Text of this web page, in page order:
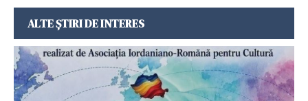
ALTE ȘTIRI DE INTERES